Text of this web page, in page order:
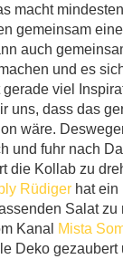
macht
gemeinsam
auch
und es
gerade viel
uns, dass das
wäre.
und fuhr nach
die Kollab zu
Rüdiger hat ein
Salat
Kanal
Mista
Deko gezaubert